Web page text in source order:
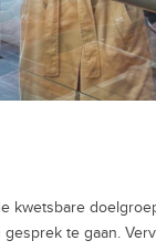
kwetsbare
te gaan.